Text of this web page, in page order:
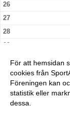
26
27
28
29
För att hemsidan
cookies från
Föreningen kan
statistik eller
dessa.